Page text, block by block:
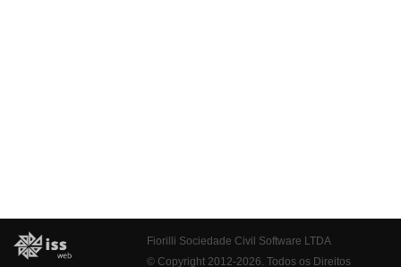
Fiorilli Sociedade Civil Software LTDA
© Copyright 2012-2026. Todos os Direitos